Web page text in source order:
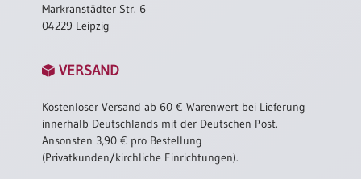
Urkunden
Poster
Neuerscheinungen
Einzelposter
Markranstädter Str. 6
04229 Leipzig
VERSAND
Kostenloser Versand ab 60 € Warenwert bei Lieferung
innerhalb Deutschlands mit der Deutschen Post.
Ansonsten 3,90 € pro Bestellung
(Privatkunden/kirchliche Einrichtungen).